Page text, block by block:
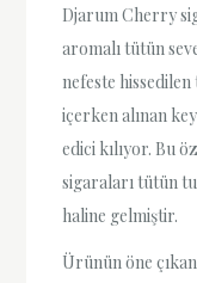
Djarum Cherry
aromalı tütün
nefeste
içerken alınan
edici kılıyor. Bu
sigaraları tütün
haline gelmiştir.
Ürünün öne